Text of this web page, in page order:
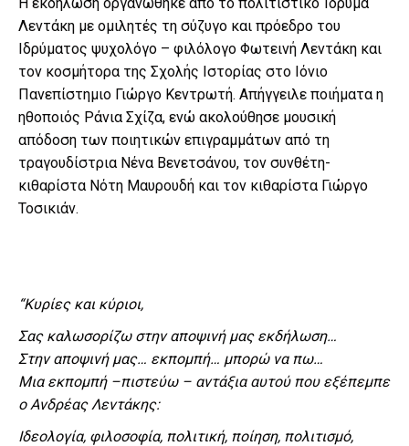
Λεντάκη με ομιλητές τη σύζυγο και πρόεδρο του
Ιδρύματος ψυχολόγο – φιλόλογο Φωτεινή Λεντάκη και
τον κοσμήτορα της Σχολής Ιστορίας στο Ιόνιο
Πανεπίστημιο Γιώργο Κεντρωτή. Απήγγειλε ποιήματα η
ηθοποιός Ράνια Σχίζα, ενώ ακολούθησε μουσική
απόδοση των ποιητικών επιγραμμάτων από τη
τραγουδίστρια Νένα Βενετσάνου, τον συνθέτη-
κιθαρίστα Νότη Μαυρουδή και τον κιθαρίστα Γιώργο
Τοσικιάν.
“Κυρίες και κύριοι,
Σας καλωσορίζω στην αποψινή μας εκδήλωση…
Στην αποψινή μας… εκπομπή… μπορώ να πω…
Μια εκπομπή –πιστεύω – αντάξια αυτού που εξέπεμπε
ο Ανδρέας Λεντάκης:
Ιδεολογία, φιλοσοφία, πολιτική, ποίηση, πολιτισμό,